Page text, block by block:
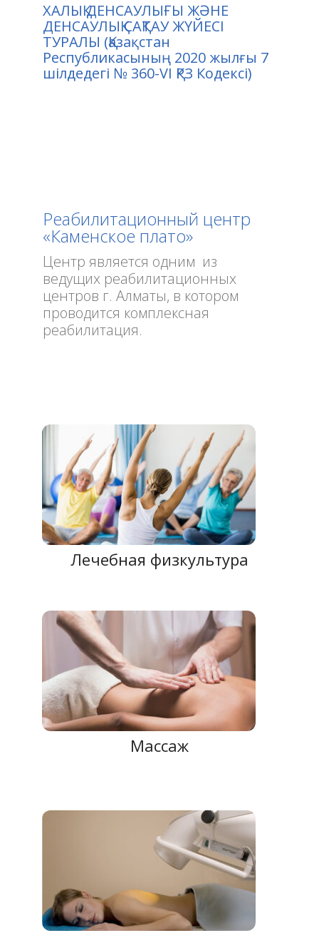
ХАЛЫҚ ДЕНСАУЛЫҒЫ ЖӘНЕ
ДЕНСАУЛЫҚ САҚТАУ ЖҮЙЕСІ
ТУРАЛЫ (Қазақстан
Республикасының 2020 жылғы 7
шiлдедегi № 360-VI ҚРЗ Кодексі)
Реабилитационный центр
«Каменское плато»
Центр является одним из
ведущих реабилитационных
центров г. Алматы, в котором
проводится комплексная
реабилитация.
Лечебная физкультура
Массаж